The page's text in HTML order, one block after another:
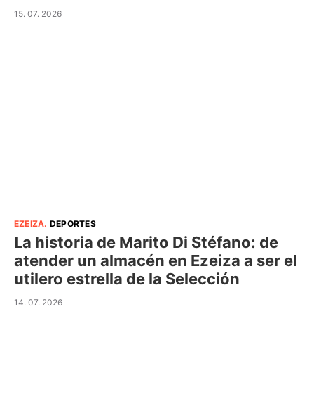
15. 07. 2026
EZEIZA. DEPORTES
La historia de Marito Di Stéfano: de
atender un almacén en Ezeiza a ser el
utilero estrella de la Selección
14. 07. 2026